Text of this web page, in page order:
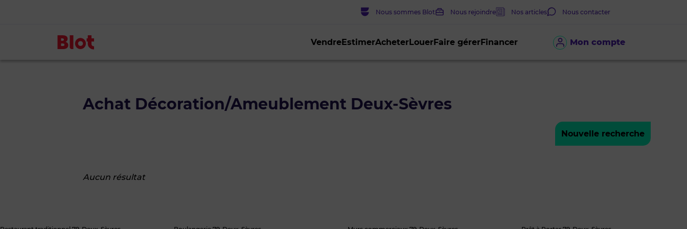
Mon compte
VendreEstimerAcheterLouerFaire gérerFinancer
Nous sommes Blot Nous rejoindre Nos articles Nous contacter
Achat Décoration/Ameublement Deux-Sèvres
Nouvelle recherche
Aucun résultat